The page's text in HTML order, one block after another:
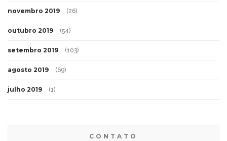
novembro 2019 (26)
outubro 2019 (54)
setembro 2019 (103)
agosto 2019 (69)
julho 2019 (1)
CONTATO